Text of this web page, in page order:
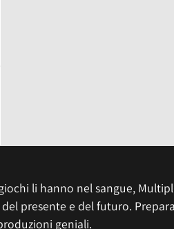
li hanno nel sangue,
presente e del futuro.
geniali.